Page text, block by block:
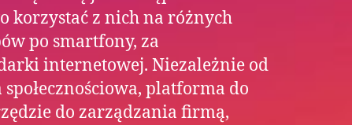
korzystać z nich na różnych
po smartfony, za
internetowej. Niezależnie od
platforma do
do zarządzania firmą,